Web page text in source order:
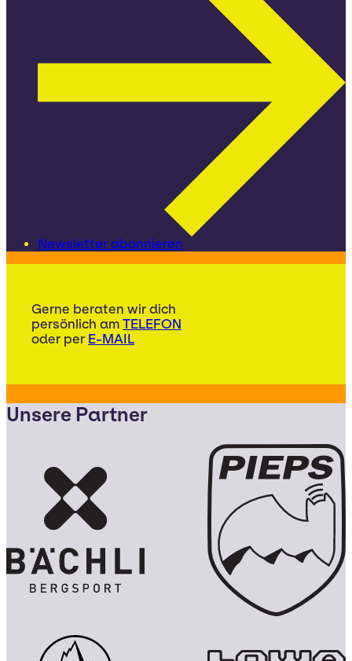
Newsletter abonnieren
Gerne beraten wir dich
persönlich am TELEFON
oder per E-MAIL
Unsere Partner